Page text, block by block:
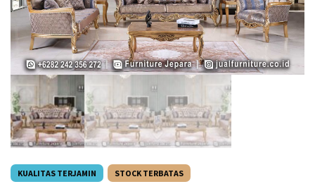
KUALITAS TERJAMIN STOCK TERBATAS